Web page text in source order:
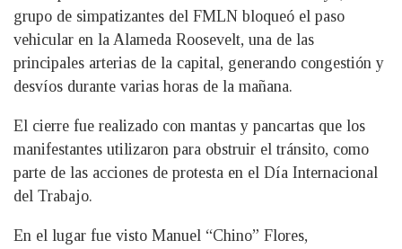
grupo de simpatizantes del FMLN bloqueó el paso
vehicular en la Alameda Roosevelt, una de las
principales arterias de la capital, generando congestión y
desvíos durante varias horas de la mañana.
El cierre fue realizado con mantas y pancartas que los
manifestantes utilizaron para obstruir el tránsito, como
parte de las acciones de protesta en el Día Internacional
del Trabajo.
En el lugar fue visto Manuel “Chino” Flores,